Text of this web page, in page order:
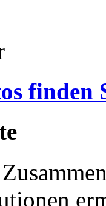
finden